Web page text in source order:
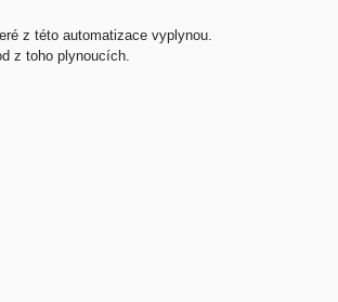
z této automatizace vyplynou.
z toho plynoucích.